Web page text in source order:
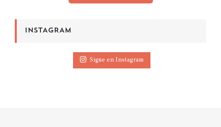
INSTAGRAM
Sigue en Instagram